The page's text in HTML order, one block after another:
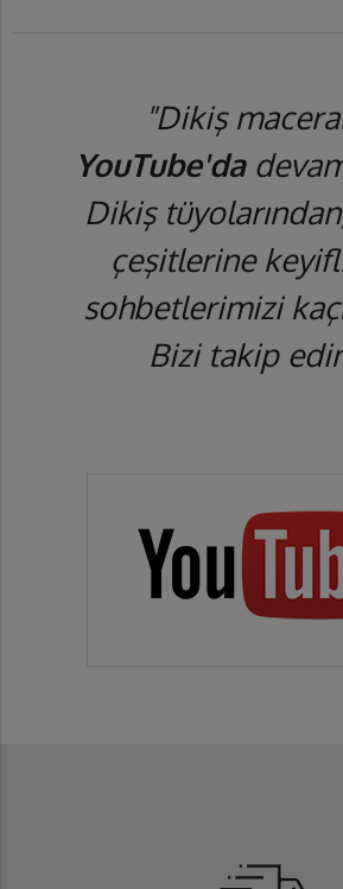
"Dikiş
YouTube'da
Dikiş
çeşitlerine
sohbetlerimizi
Bizi takip